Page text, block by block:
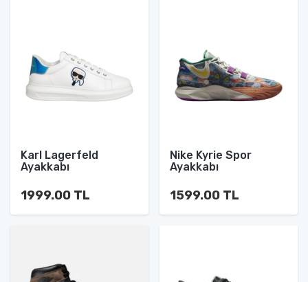
Karl Lagerfeld
Ayakkabı
1999.00 TL
Nike Kyrie Spor
Ayakkabı
1599.00 TL